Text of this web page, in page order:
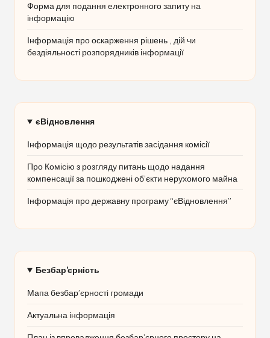
Форма для подання електронного запиту на
інформацію
Інформація про оскарження рішень , дій чи
бездіяльності розпорядників інформації
єВідновлення
Інформація щодо результатів засідання комісії
Про Комісію з розгляду питань щодо надання
компенсації за пошкоджені об’єкти нерухомого майна
Інформація про державну програму “єВідновлення”
Безбар'єрність
Мапа безбар’єрності громади
Актуальна інформація